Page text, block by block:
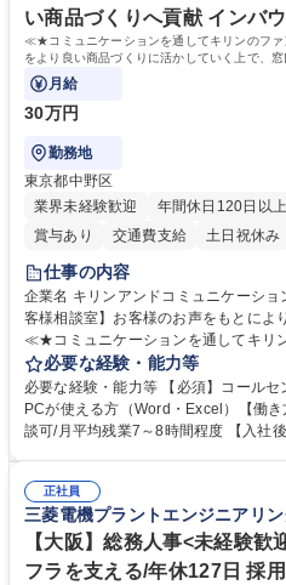
い商品づくりへ貢献 インバ
≪★コミュニケーションを通してキリンのフ
をより良い商品づくりに活かしていく上で、
月給
30万円
勤務地
東京都中野区
業界未経験歓迎
年間休日120日以上
賞与あり
交通費支給 土日祝休み
仕事の内容
企業名 キリンアンドコミュニケーションズ株式会社 求
客様相談室】お客様のお声をもとにより良い
≪★コミュニケーションを通してキリ
お客様のお声をより良い商品づくりに
様相談室でのお仕事です。 日々お客様からいただくキリングループへのご
意見を、企業活動に活かしています。
って対応、情報提供するとともにグル
平均100件前後■メール・手紙：同上40件前後 募集職種 中野本
相談室】お客様のお声をもとにより良
必要な経験・能力等
必要な経験・能力等 【必須】コールセ
PCが使える方（Word・Excel）【働
談可/月平均残業7～8時間程度 【入社後の研修】着任から1か月は電話対応
すのでご安心ください。 【当社につい
う会社として、お客様との出会いを大
を込めてコミュニケーションをとり
す。 学歴・資格 学歴：大学院 大学 高専 短大 専修学校 高校 語学力： 資
正社員
三菱電機プラントエンジニアリ
【大阪】総務人事<未経験歓
フラを支える/年休127日 採